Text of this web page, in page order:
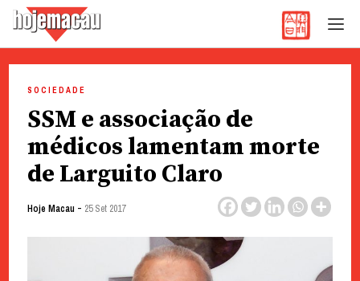
content
SOCIEDADE
SSM e associação de
médicos lamentam morte
de Larguito Claro
Hoje Macau - 25 Set 2017